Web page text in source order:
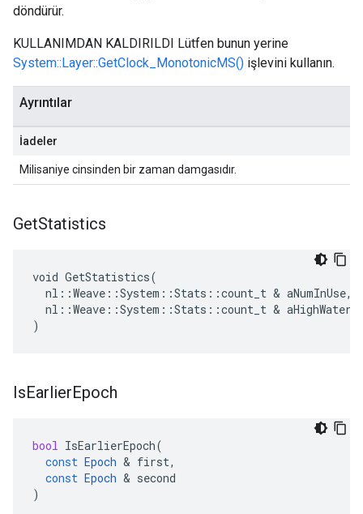
döndürür.
KULLANIMDAN KALDIRILDI Lütfen bunun yerine
System::Layer::GetClock_MonotonicMS() işlevini kullanın.
Ayrıntılar
İadeler
Milisaniye cinsinden bir zaman damgasıdır.
GetStatistics
void GetStatistics(
  nl::Weave::System::Stats::count_t & aNumInUse,
nl::Weave::System::Stats::count_t &
)
IsEarlierEpoch
bool IsEarlierEpoch(
const Epoch & first,
const Epoch & second
)